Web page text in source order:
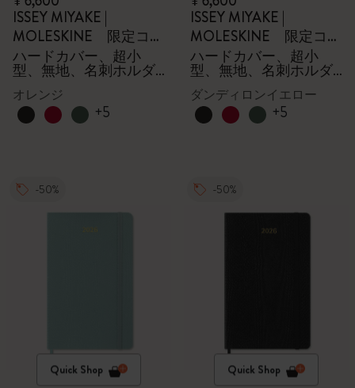
ISSEY MIYAKE |
MOLESKINE 限定コレ
クション
ハードカバー、超小
型、無地、名刺ホルダ
ー - 箱付き
オレンジ
+5
ISSEY MIYAKE |
MOLESKINE 限定コレ
クション
ハードカバー、超小
型、無地、名刺ホルダ
ー - 箱付き
ダンディロンイエロー
+5
-50%
Quick Shop
-50%
Quick Shop